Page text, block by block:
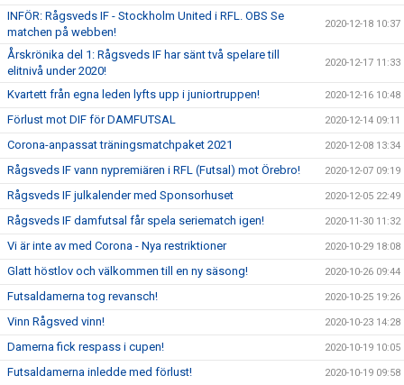
INFÖR: Rågsveds IF - Stockholm United i RFL. OBS Se
matchen på webben!
2020-12-18 10:37
Årskrönika del 1: Rågsveds IF har sänt två spelare till
elitnivå under 2020!
2020-12-17 11:33
Kvartett från egna leden lyfts upp i juniortruppen! 2020-12-16 10:48
Förlust mot DIF för DAMFUTSAL 2020-12-14 09:11
Corona-anpassat träningsmatchpaket 2021 2020-12-08 13:34
Rågsveds IF vann nypremiären i RFL (Futsal) mot Örebro! 2020-12-07 09:19
Rågsveds IF julkalender med Sponsorhuset 2020-12-05 22:49
Rågsveds IF damfutsal får spela seriematch igen! 2020-11-30 11:32
Vi är inte av med Corona - Nya restriktioner 2020-10-29 18:08
Glatt höstlov och välkommen till en ny säsong! 2020-10-26 09:44
Futsaldamerna tog revansch! 2020-10-25 19:26
Vinn Rågsved vinn! 2020-10-23 14:28
Damerna fick respass i cupen! 2020-10-19 10:05
Futsaldamerna inledde med förlust! 2020-10-19 09:58